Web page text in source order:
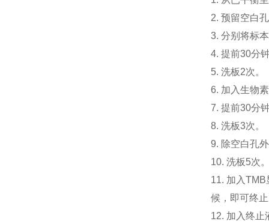
2. 预留空白
3. 分别将标
4. 提前30分
5. 洗板2次。
6. 加入生物
7. 提前30分
8. 洗板3次。
9. 除空白孔
10. 洗板5次
11. 加入
候，即可终
12. 加入终止